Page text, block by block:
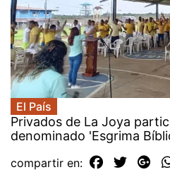
El País
Privados de La Joya
denominado 'Esgrima
compartir en: